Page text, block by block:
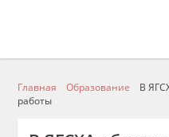
Главная Образование
В
работы